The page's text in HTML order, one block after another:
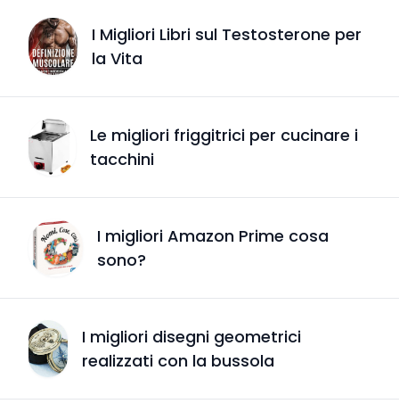
I Migliori Libri sul Testosterone per
la Vita
Le migliori friggitrici per cucinare i
tacchini
I migliori Amazon Prime cosa
sono?
I migliori disegni geometrici
realizzati con la bussola